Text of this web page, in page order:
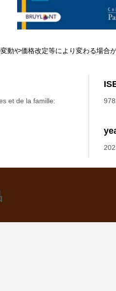
et de la famille:
動や価格改定等により変わる場合